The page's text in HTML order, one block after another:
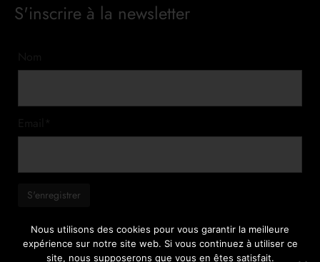
S'inscrire à la newsletter
Nous utilisons des cookies pour vous garantir la meilleure
expérience sur notre site web. Si vous continuez à utiliser ce
site, nous supposerons que vous en êtes satisfait.